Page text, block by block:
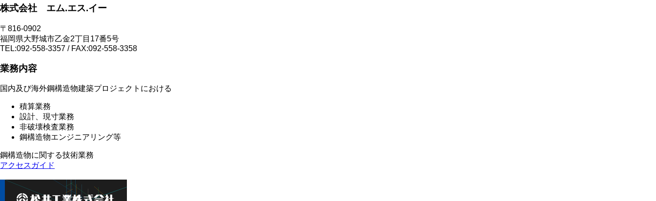
株式会社 エム.エス.イー
〒816-0902
福岡県大野城市乙金2丁目17番5号
TEL:092-558-3357 / FAX:092-558-3358
業務内容
国内及び海外鋼構造物建築プロジェクトにおける
積算業務
設計、現寸業務
非破壊検査業務
鋼構造物エンジニアリング等
鋼構造物に関する技術業務
アクセスガイド